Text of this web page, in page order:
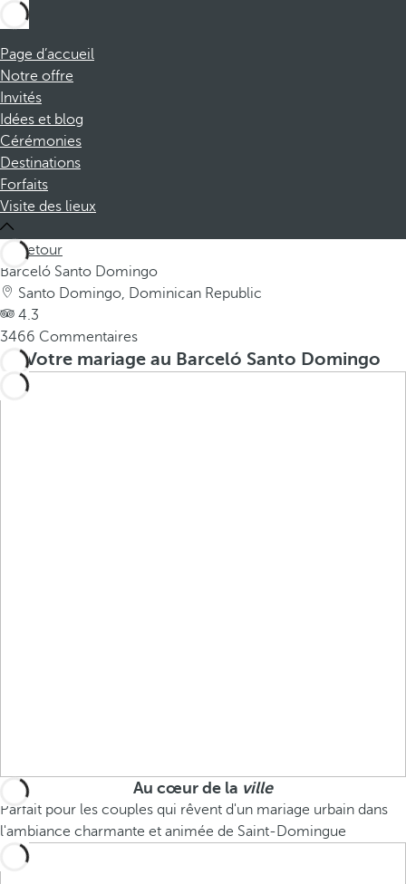
Page d’accueil
Notre offre
Invités
Idées et blog
Cérémonies
Destinations
Forfaits
Visite des lieux
Retour
Barceló Santo Domingo
Santo Domingo, Dominican Republic
4.3
3466 Commentaires
Votre mariage au Barceló Santo Domingo
Au cœur de la ville
Parfait pour les couples qui rêvent d'un mariage urbain dans
l'ambiance charmante et animée de Saint-Domingue